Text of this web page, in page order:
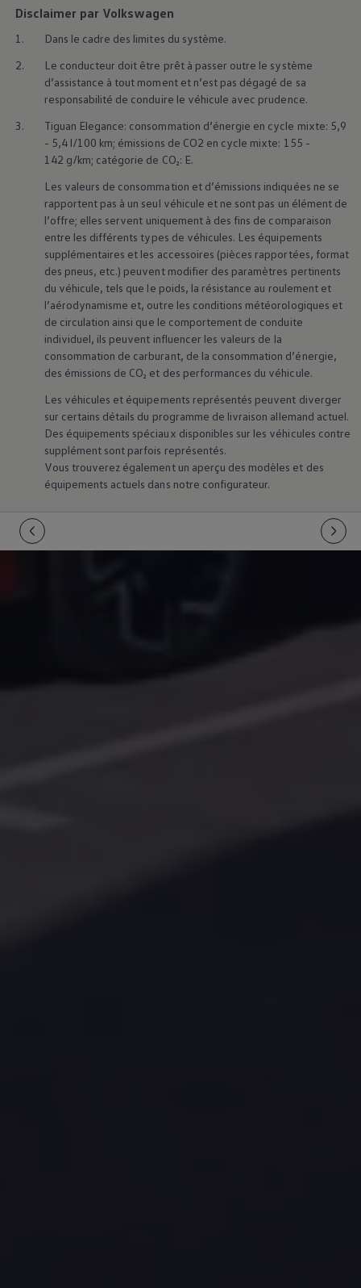
Disclaimer par Volkswagen
1.
Dans le cadre des limites du système.
2.
Le conducteur doit être prêt à passer outre le système
d’assistance à tout moment et n’est pas dégagé de sa
responsabilité de conduire le véhicule avec prudence.
3.
Tiguan Elegance: consommation d’énergie en cycle mixte: 5,9
- 5,4 l/100 km; émissions de CO2 en cycle mixte: 155 -
142 g/km; catégorie de CO₂: E.
Les valeurs de consommation et d’émissions indiquées ne se
rapportent pas à un seul véhicule et ne sont pas un élément de
l’offre; elles servent uniquement à des fins de comparaison
entre les différents types de véhicules. Les équipements
supplémentaires et les accessoires (pièces rapportées, format
des pneus, etc.) peuvent modifier des paramètres pertinents
du véhicule, tels que le poids, la résistance au roulement et
l’aérodynamisme et, outre les conditions météorologiques et
de circulation ainsi que le comportement de conduite
individuel, ils peuvent influencer les valeurs de la
consommation de carburant, de la consommation d’énergie,
des émissions de CO₂ et des performances du véhicule.
Les véhicules et équipements représentés peuvent diverger
sur certains détails du programme de livraison allemand actuel.
Des équipements spéciaux disponibles sur les véhicules contre
supplément sont parfois représentés.
Vous trouverez également un aperçu des modèles et des
équipements actuels dans notre configurateur.